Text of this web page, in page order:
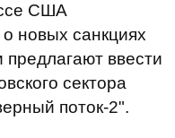
США
новых санкциях
ввести
сектора
поток-2".